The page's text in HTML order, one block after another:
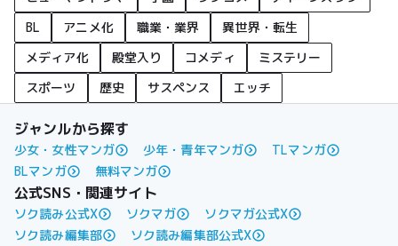
BL
アニメ化 職業・業界
異世界・転生
メディア化
殿堂入り コメディ
ミステリー
スポーツ
歴史 サスペンス エッチ
ジャンルから探す
少女・女性マンガ 少年・青年マンガ
TLマンガ
BLマンガ
無料マンガ
公式SNS・関連サイト
ソク読み公式X ソクマガ
ソクマガ公式X
ソク読み編集部
ソク読み編集部公式X